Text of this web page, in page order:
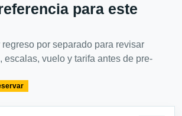
para este
por separado para revisar
escalas, vuelo y tarifa antes de pre-